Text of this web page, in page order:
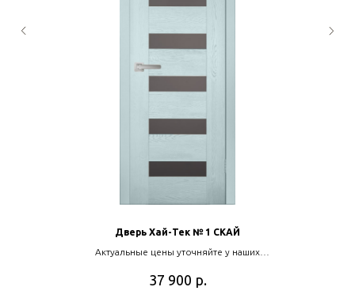
Дверь Хай-Тек № 1 СКАЙ
Актуальные цены уточняйте у наших
37 900 р.